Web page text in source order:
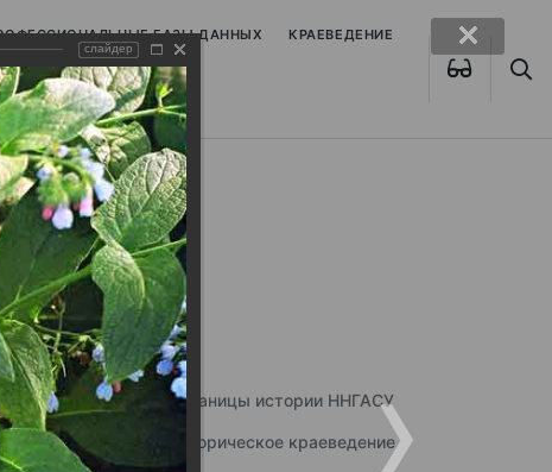
БАЗЫ ДАННЫХ КРАЕВЕДЕНИЕ
Страницы истории ННГАСУ
Историческое краеведение
слайдер